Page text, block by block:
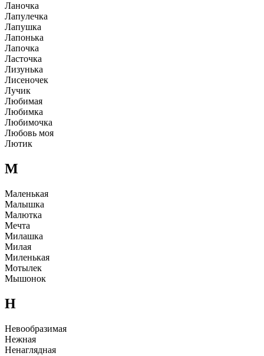
Ланочка
Лапyлечка
Лапyшка
Лапонька
Лапочка
Ласточка
Лизyнька
Лисеночек
Лyчик
Любимая
Любимка
Любимочка
Любовь моя
Лютик
М
Маленькая
Малышка
Малютка
Мечта
Милашка
Милая
Миленькая
Мотылек
Мышонок
Н
Hевообpазимая
Hежная
Hенаглядная